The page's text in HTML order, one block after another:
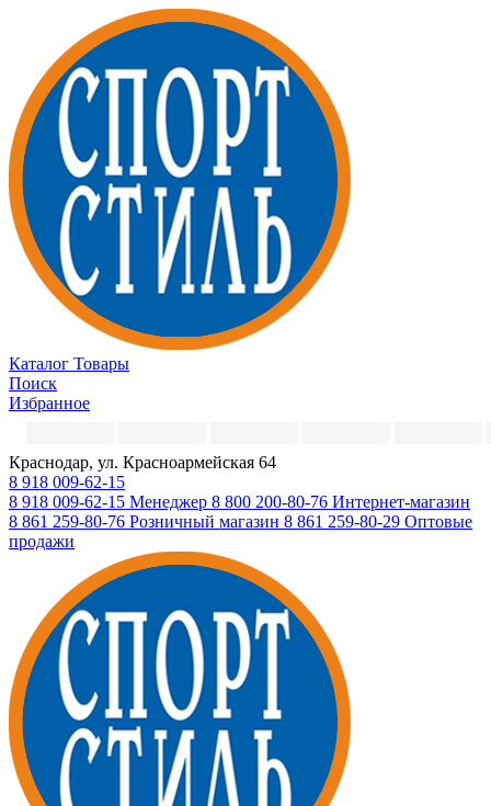
Каталог Товары
Поиск
Избранное
Краснодар, ул. Красноармейская 64
8 918 009-62-15
8 918 009-62-15 Менеджер 8 800 200-80-76 Интернет-магазин
8 861 259-80-76 Розничный магазин 8 861 259-80-29 Оптовые
продажи